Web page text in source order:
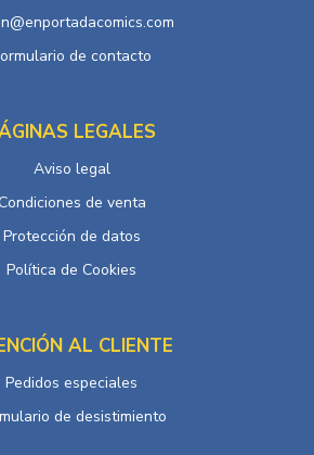
de contacto
LEGALES
Aviso legal
Condiciones de venta
Protección de datos
Política de Cookies
AL CLIENTE
Pedidos especiales
de desistimiento